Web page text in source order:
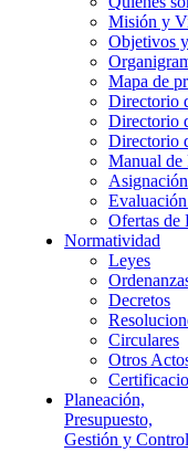
Misión y
Objetivos
Mapa de
Directorio
Directorio
Directorio
Manual de
Ofertas de
Normatividad
Leyes
Decretos
Circulares
Otros
Planeación,
Presupuesto,
Gestión y Control